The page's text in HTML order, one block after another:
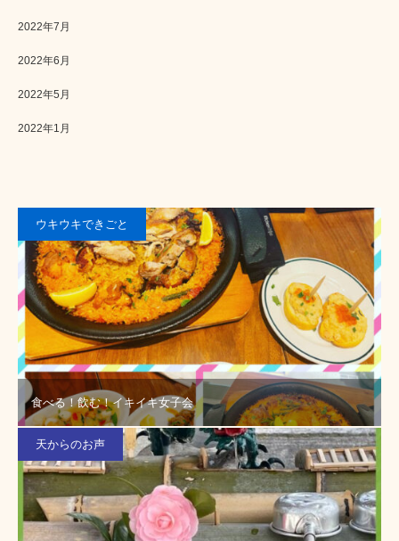
2022年7月
2022年6月
2022年5月
2022年1月
ウキウキできごと
食べる！飲む！イキイキ女子会
天からのお声